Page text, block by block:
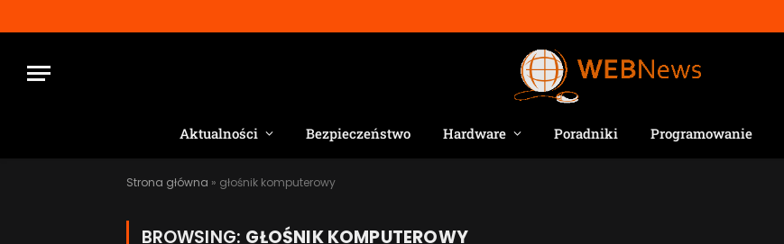
Aktualności Bezpieczeństwo Hardware Poradniki Programowanie
Strona główna » głośnik komputerowy
BROWSING: GŁOŚNIK KOMPUTEROWY